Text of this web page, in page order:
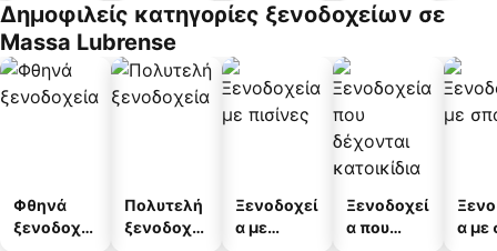
άτων
Δημοφιλείς κατηγορίες ξενοδοχείων σε
Massa Lubrense
Φθηνά
ξενοδοχεί
Πολυτελή
ξενοδοχεί
Ξενοδοχεί
α με
Ξενοδοχεί
α που
α με